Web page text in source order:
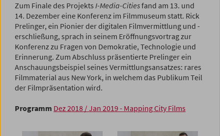
Zum Finale des Projekts I-Media-Citiesfand am 13. und
14. Dezember eine Konferenz im Filmmuseum statt. Rick
Prelinger, ein Pionier der digitalen Filmvermittlung und -
erschließung, sprach in seinem Eröffnungsvortrag zur
Konferenz zu Fragen von Demokratie, Technologie und
Erinnerung. Zum Abschluss präsentierte Prelinger ein
Anschauungsbeispiel seines Vermittlungsansatzes: rares
Filmmaterial aus New York, in welchem das Publikum Teil
der Filmpräsentation wird.
Programm Dez 2018 / Jan 2019 - Mapping City Films